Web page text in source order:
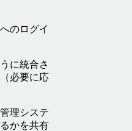
のログイ
に統合さ
必要に応
理システ
かを共有